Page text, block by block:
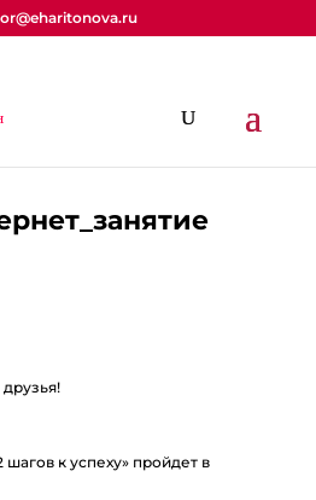
шагов к успеху» пройдет в